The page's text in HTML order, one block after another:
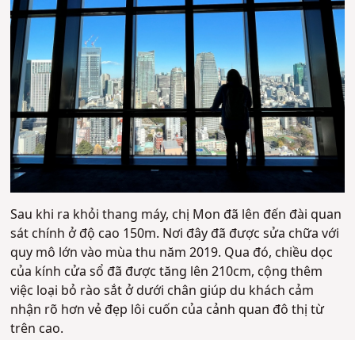
Sau khi ra khỏi thang máy, chị Mon đã lên đến đài quan
sát chính ở độ cao 150m. Nơi đây đã được sửa chữa với
quy mô lớn vào mùa thu năm 2019. Qua đó, chiều dọc
của kính cửa sổ đã được tăng lên 210cm, cộng thêm
việc loại bỏ rào sắt ở dưới chân giúp du khách cảm
nhận rõ hơn vẻ đẹp lôi cuốn của cảnh quan đô thị từ
trên cao.